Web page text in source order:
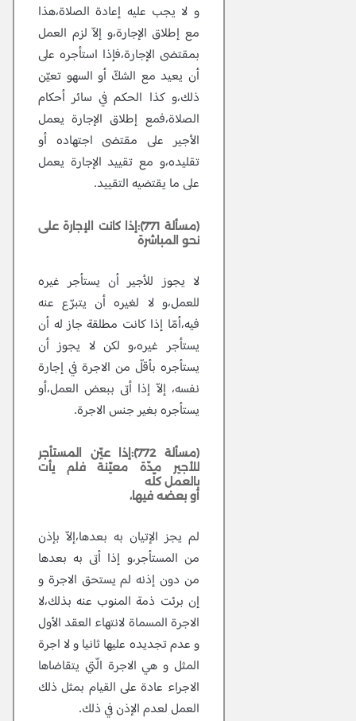
و لا يجب عليه إعادة الصلاة،هذا
مع إطلاق الإجارة،و إلاّ لزم العمل
بمقتضى الإجارة،فإذا استأجره على
أن يعيد مع الشكّ أو السهو تعيّن
ذلك،و كذا الحكم في سائر أحكام
الصلاة،فمع إطلاق الإجارة يعمل
الأجير على مقتضى اجتهاده أو
تقليده،و مع تقييد الإجارة يعمل
على ما يقتضيه التقييد.
(مسألة 771):إذا كانت الإجارة على
نحو المباشرة
لا يجوز للأجير أن يستأجر غيره
للعمل،و لا لغيره أن يتبرّع عنه
فيه،أمّا إذا كانت مطلقة جاز له أن
يستأجر غيره،و لكن لا يجوز أن
يستأجره بأقلّ من الاجرة في إجارة
نفسه، إلاّ إذا أتى ببعض العمل،أو
يستأجره بغير جنس الاجرة.
(مسألة 772):إذا عيّن المستأجر
للأجير مدّة معيّنة فلم يأت
بالعمل كلّه
أو بعضه فيها،
لم يجز الإتيان به بعدها،إلاّ بإذن
من المستأجر،و إذا أتى به بعدها
من دون إذنه لم يستحق الاجرة و
إن برئت ذمة المنوب عنه بذلك،لا
الاجرة المسماة لانتهاء العقد الأول
و عدم تجديده عليها ثانيا و لا اجرة
المثل و هي الاجرة الّتي يتقاضاها
الاجراء عادة على القيام بمثل ذلك
العمل لعدم الإذن في ذلك.